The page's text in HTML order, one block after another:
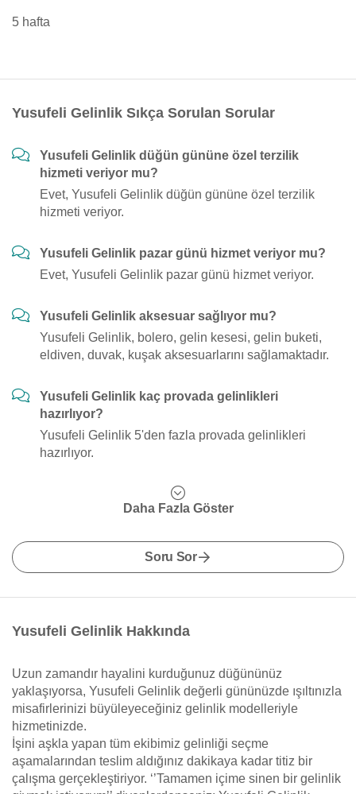
5 hafta
Yusufeli Gelinlik Sıkça Sorulan Sorular
Yusufeli Gelinlik düğün gününe özel terzilik
hizmeti veriyor mu?
Evet, Yusufeli Gelinlik düğün gününe özel terzilik
hizmeti veriyor.
Yusufeli Gelinlik pazar günü hizmet veriyor mu?
Evet, Yusufeli Gelinlik pazar günü hizmet veriyor.
Yusufeli Gelinlik aksesuar sağlıyor mu?
Yusufeli Gelinlik, bolero, gelin kesesi, gelin buketi,
eldiven, duvak, kuşak aksesuarlarını sağlamaktadır.
Yusufeli Gelinlik kaç provada gelinlikleri
hazırlıyor?
Yusufeli Gelinlik 5'den fazla provada gelinlikleri
hazırlıyor.
Daha Fazla Göster
Soru Sor
Yusufeli Gelinlik Hakkında
Uzun zamandır hayalini kurduğunuz düğününüz
yaklaşıyorsa, Yusufeli Gelinlik değerli gününüzde ışıltınızla
misafirlerinizi büyüleyeceğiniz gelinlik modelleriyle
hizmetinizde.
İşini aşkla yapan tüm ekibimiz gelinliği seçme
aşamalarından teslim aldığınız dakikaya kadar titiz bir
çalışma gerçekleştiriyor. ‘’Tamamen içime sinen bir gelinlik